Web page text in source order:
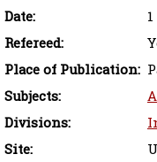
Date:
Refereed:
Place of Publication:
Subjects:
Divisions:
Site: